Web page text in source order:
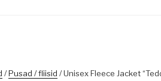
/Pusad / fliisid / Unisex Fleece Jacket